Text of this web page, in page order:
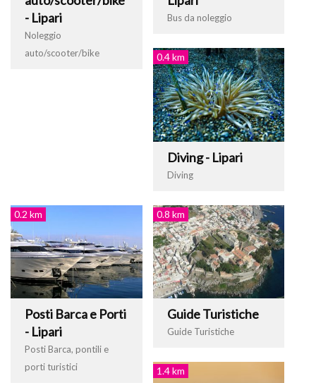
- Lipari
Noleggio
auto/scooter/bike
Bus da noleggio
0.4 km
Diving - Lipari
Diving
0.2 km
Posti Barca e Porti
- Lipari
Posti Barca, pontili e
porti turistici
0.8 km
Guide Turistiche
Guide Turistiche
1.4 km